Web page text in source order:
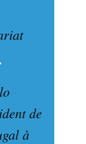
de
à